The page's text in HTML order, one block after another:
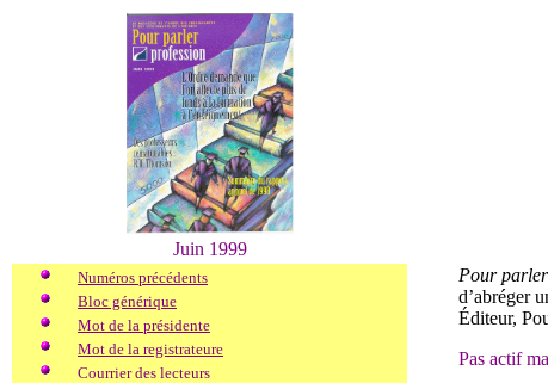
Juin 1999
Numéros précédents
Bloc générique
Mot de la présidente
Mot de la registrateure
Courrier des lecteurs
Pour
d’abréger
Éditeur,
Pas actif